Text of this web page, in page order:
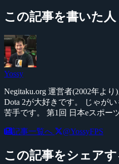
この記事を書いた人
Yossy
Negitaku.org 運営者(2002年より
Dota 2が大好きです。 じゃが
苦手です。 第1回 日本eスポー
記事一覧へ @YossyFPS
この記事をシェアす